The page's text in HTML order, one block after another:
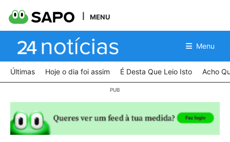
MENU
Menu
Últimas Hoje o dia foi assim É Desta Que Leio Isto Acho